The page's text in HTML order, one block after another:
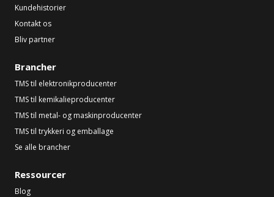
Kundehistorier
Kontakt os
Bliv partner
Brancher
TMS til elektronikproducenter
TMS til kemikalieproducenter
TMS til metal- og maskinproducenter
TMS til trykkeri og emballage
Se alle brancher
Ressourcer
Blog